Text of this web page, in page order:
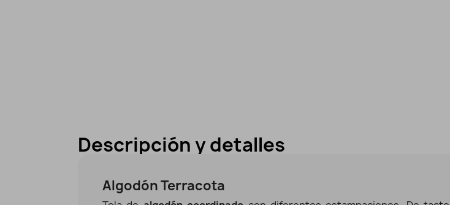
Descripción y detalles
Algodón Terracota